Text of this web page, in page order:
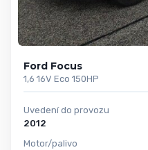
Ford Focus
1,6 16V Eco 150HP
Uvedení do provozu
2012
Motor/palivo